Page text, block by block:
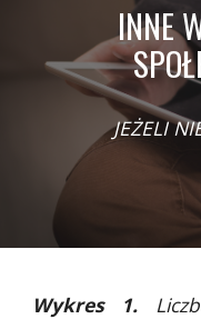
INNE
JEŻELI
Wykres 1.